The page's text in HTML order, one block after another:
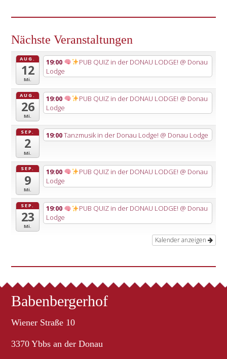
Nächste Veranstaltungen
AUG.
12
Mi.
19:00 PUB QUIZ in der DONAU LODGE! @ Donau
Lodge
AUG.
26
Mi.
19:00 PUB QUIZ in der DONAU LODGE! @ Donau
Lodge
SEP.
2
Mi.
19:00Tanzmusik in der Donau Lodge! @ Donau Lodge
SEP.
9
Mi.
19:00 PUB QUIZ in der DONAU LODGE! @ Donau
Lodge
SEP.
23
Mi.
19:00 PUB QUIZ in der DONAU LODGE! @ Donau
Lodge
Kalender anzeigen
Babenbergerhof
Wiener Straße 10
3370 Ybbs an der Donau